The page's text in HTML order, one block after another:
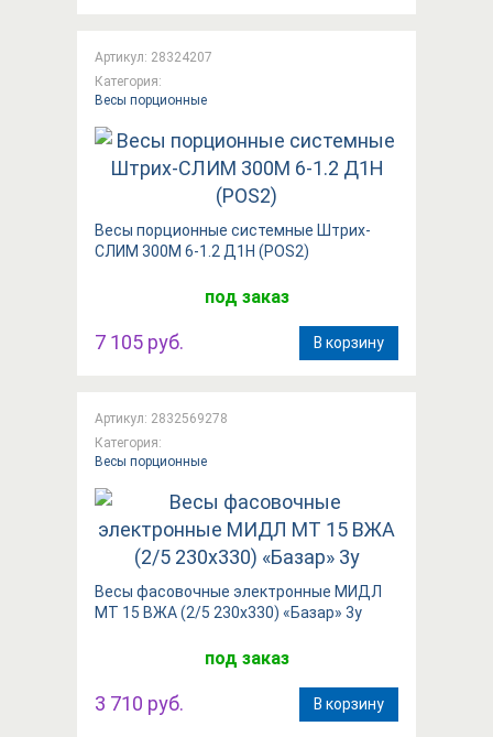
Артикул: 28324207
Категория:
Весы порционные
Весы порционные системные Штрих-
СЛИМ 300М 6-1.2 Д1Н (POS2)
под заказ
7 105 руб. В корзину
Артикул: 2832569278
Категория:
Весы порционные
Весы фасовочные электронные МИДЛ
МТ 15 ВЖА (2/5 230х330) «Базар» 3у
под заказ
3 710 руб. В корзину